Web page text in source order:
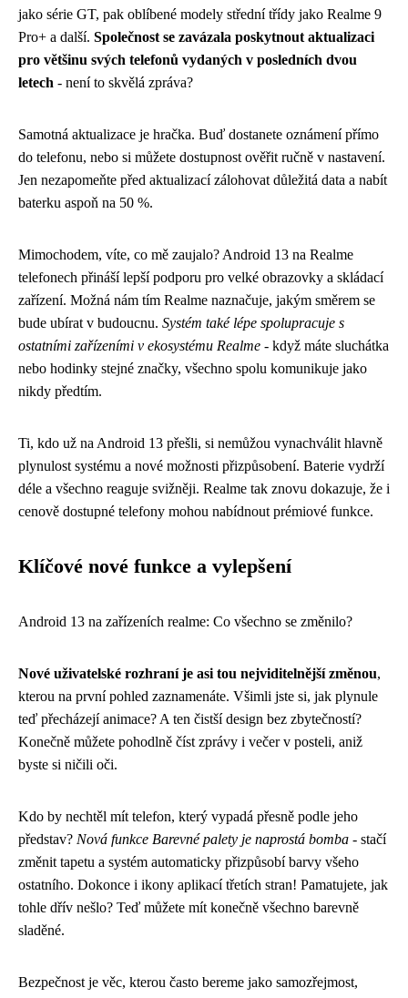
jako série GT, pak oblíbené modely střední třídy jako Realme 9
Pro+ a další. Společnost se zavázala poskytnout aktualizaci
pro většinu svých telefonů vydaných v posledních dvou
letech - není to skvělá zpráva?
Samotná aktualizace je hračka. Buď dostanete oznámení přímo
do telefonu, nebo si můžete dostupnost ověřit ručně v nastavení.
Jen nezapomeňte před aktualizací zálohovat důležitá data a nabít
baterku aspoň na 50 %.
Mimochodem, víte, co mě zaujalo? Android 13 na Realme
telefonech přináší lepší podporu pro velké obrazovky a skládací
zařízení. Možná nám tím Realme naznačuje, jakým směrem se
bude ubírat v budoucnu. Systém také lépe spolupracuje s
ostatními zařízeními v ekosystému Realme - když máte sluchátka
nebo hodinky stejné značky, všechno spolu komunikuje jako
nikdy předtím.
Ti, kdo už na Android 13 přešli, si nemůžou vynachválit hlavně
plynulost systému a nové možnosti přizpůsobení. Baterie vydrží
déle a všechno reaguje svižněji. Realme tak znovu dokazuje, že i
cenově dostupné telefony mohou nabídnout prémiové funkce.
Klíčové nové funkce a vylepšení
Android 13 na zařízeních realme: Co všechno se změnilo?
Nové uživatelské rozhraní je asi tou nejviditelnější změnou,
kterou na první pohled zaznamenáte. Všimli jste si, jak plynule
teď přecházejí animace? A ten čistší design bez zbytečností?
Konečně můžete pohodlně číst zprávy i večer v posteli, aniž
byste si ničili oči.
Kdo by nechtěl mít telefon, který vypadá přesně podle jeho
představ? Nová funkce Barevné palety je naprostá bomba - stačí
změnit tapetu a systém automaticky přizpůsobí barvy všeho
ostatního. Dokonce i ikony aplikací třetích stran! Pamatujete, jak
tohle dřív nešlo? Teď můžete mít konečně všechno barevně
sladěné.
Bezpečnost je věc, kterou často bereme jako samozřejmost,